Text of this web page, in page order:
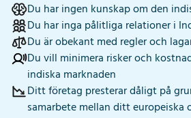
Du har ingen kunskap om den
Du har inga pålitliga relationer i
Du är obekant med regler och
Du vill minimera risker och
indiska marknaden
Ditt företag presterar dåligt på
samarbete mellan ditt europeiska